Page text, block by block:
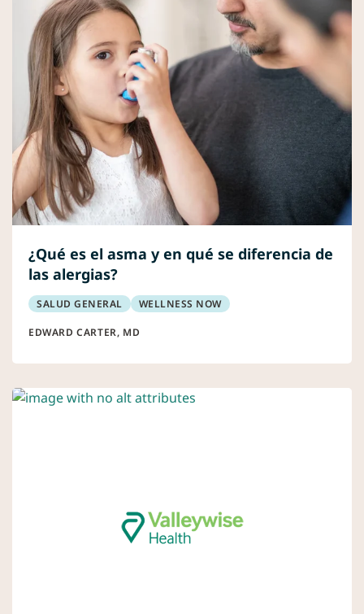
¿Qué es el asma y en qué se diferencia de
las alergias?
SALUD GENERAL WELLNESS NOW
EDWARD CARTER, MD